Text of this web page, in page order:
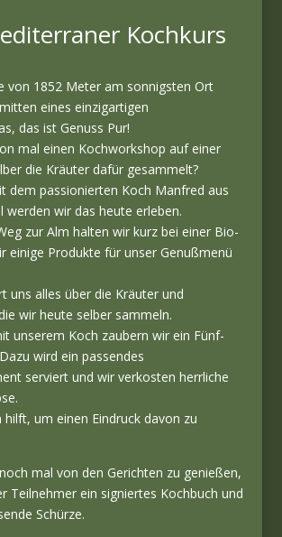
Kochkurs
von 1852 Meter am sonnigsten Ort
eines einzigartigen
das ist Genuss Pur!
mal einen Kochworkshop auf einer
die Kräuter dafür gesammelt?
dem passionierten Koch Manfred aus
werden wir das heute erleben.
zur Alm halten wir kurz bei einer Bio-
einige Produkte für unser Genußmenü
uns alles über die Kräuter und
wir heute selber sammeln.
unserem Koch zaubern wir ein Fünf-
wird ein passendes
serviert und wir verkosten herrliche
hilft, um einen Eindruck davon zu
mal von den Gerichten zu genießen,
Teilnehmer ein signiertes Kochbuch und
Schürze.